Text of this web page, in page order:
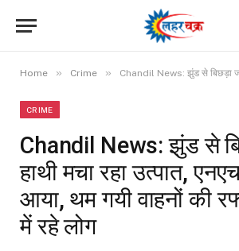
Home » Crime » Chandil News: झुंड से बिछड़ा जंगली हाथी मचा रहा उत्पात, एनएच
CRIME
Chandil News: झुंड से
हाथी मचा रहा उत्पात,
आया, थम गयी वाहनों की
में रहे लोग